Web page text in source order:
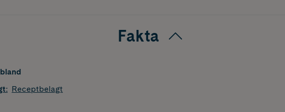
Fakta
: Receptbelagt